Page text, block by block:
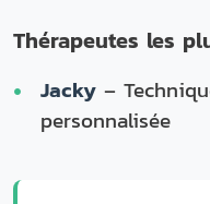
Thérapeutes les
Jacky –
personnalisée